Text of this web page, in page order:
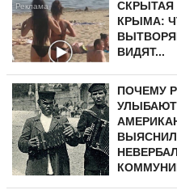
СКРЫТАЯ
КРЫМА:
ВИДЯТ...
ПОЧЕМУ